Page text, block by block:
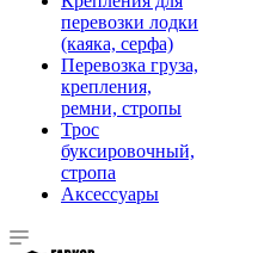
перевозки лодки
(каяка, серфа)
Перевозка груза,
крепления,
ремни, стропы
Трос
буксировочный,
стропа
Аксессуары